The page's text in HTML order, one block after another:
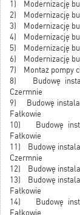
1) Modernizację
2) Modernizację
3) Modernizację
4) Modernizację
5) Modernizację
6) Modernizację
7) Montaż pompy
8) Budowę
Czermnie
9) Budowę
Fałkowie
10) Budowę
Fałkowie
11) Budowę
Czermnie
12) Budowę
13) Budowę
Fałkowie
14) Budowę
Fałkowie